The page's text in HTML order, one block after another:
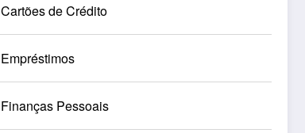
Cartões de Crédito
Empréstimos
Finanças Pessoais